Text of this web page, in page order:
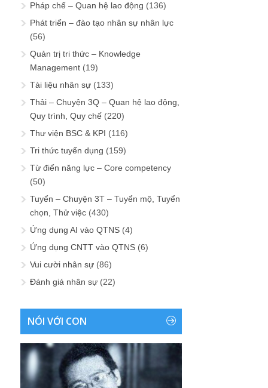
Pháp chế – Quan hệ lao động (136)
Phát triển – đào tạo nhân sự nhân lực
(56)
Quản trị tri thức – Knowledge
Management (19)
Tài liệu nhân sự (133)
Thải – Chuyện 3Q – Quan hệ lao động,
Quy trình, Quy chế (220)
Thư viện BSC & KPI (116)
Tri thức tuyển dụng (159)
Từ điển năng lực – Core competency
(50)
Tuyển – Chuyện 3T – Tuyển mộ, Tuyển
chọn, Thử việc (430)
Ứng dụng AI vào QTNS (4)
Ứng dụng CNTT vào QTNS (6)
Vui cười nhân sự (86)
Đánh giá nhân sự (22)
NÓI VỚI CON